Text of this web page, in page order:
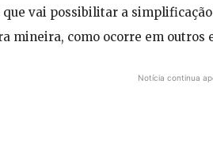
que vai possibilitar a
mineira, como ocorre em outros
Notícia continua